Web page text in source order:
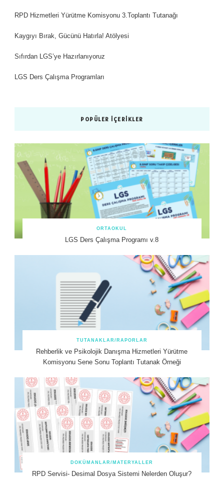
RPD Hizmetleri Yürütme Komisyonu 3.Toplantı Tutanağı
Kaygıyı Bırak, Gücünü Hatırla! Atölyesi
Sıfırdan LGS’ye Hazırlanıyoruz
LGS Ders Çalışma Programları
POPÜLER İÇERIKLER
ORTAOKUL
LGS Ders Çalışma Programı v.8
TUTANAKLAR/RAPORLAR
Rehberlik ve Psikolojik Danışma Hizmetleri Yürütme
Komisyonu Sene Sonu Toplantı Tutanak Örneği
DOKÜMANLAR/MATERYALLER
RPD Servisi- Desimal Dosya Sistemi Nelerden Oluşur?